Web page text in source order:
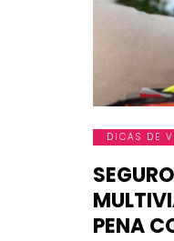
DICAS DE
PENA